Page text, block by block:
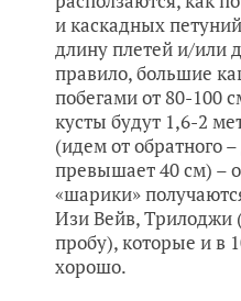
и каскадных
длину плетей и/или
правило, большие
побегами от 80-100
кусты будут 1,6-2
(идем от обратного
превышает 40 см) –
«шарики»
Изи Вейв, Трилоджи
пробу), которые и в
хорошо.